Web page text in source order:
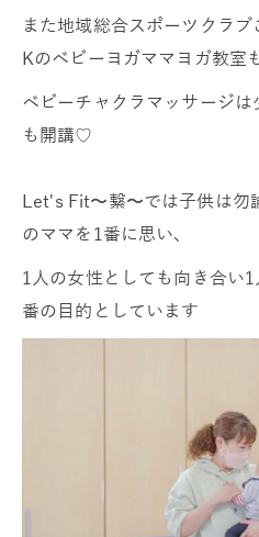
また地域総合スポーツクラ
Kのベビーヨガママヨガ教室
ベビーチャクラマッサージ
も開講♡
Let's Fit〜繋〜では子供は勿
のママを1番に思い、
1人の女性としても向き合い
番の目的としています